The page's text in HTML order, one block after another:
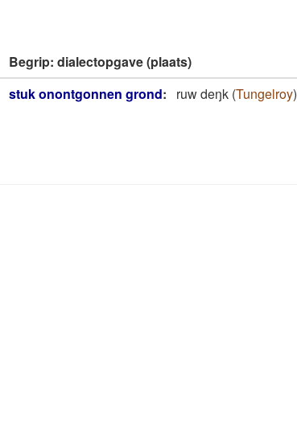
Begrip: dialectopgave (plaats)
stuk onontgonnen grond: ruw deŋk (Tungelroy)